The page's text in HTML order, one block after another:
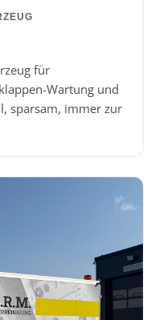
für
Wartung und
sparsam, immer zur